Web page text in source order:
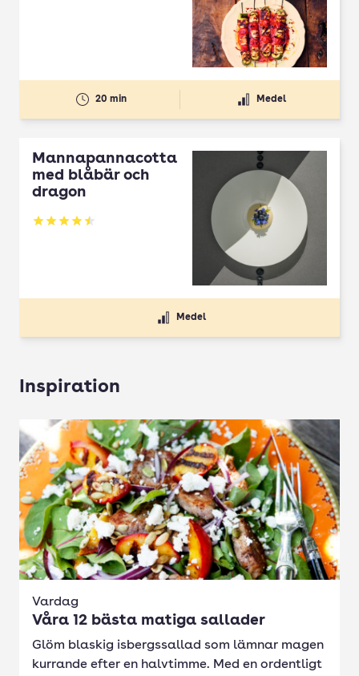
20 min Medel
Mannapannacotta
med blåbär och
dragon
Betyg: 4.5 av 5
Medel
Inspiration
Vardag
Våra 12 bästa matiga sallader
Glöm blaskig isbergssallad som lämnar magen
kurrande efter en halvtimme. Med en ordentligt